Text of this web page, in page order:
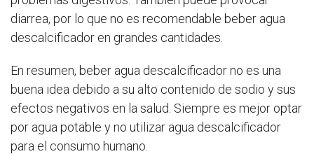
diarrea, por lo que no es recomendable beber agua
descalcificador en grandes cantidades.
En resumen, beber agua descalcificador no es una
buena idea debido a su alto contenido de sodio y sus
efectos negativos en la salud. Siempre es mejor optar
por agua potable y no utilizar agua descalcificador
para el consumo humano.